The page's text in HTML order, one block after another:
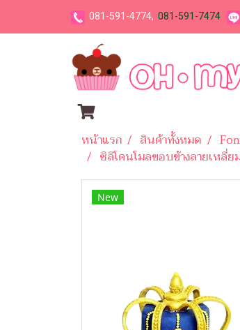
081-591-4774, 081-591-7474
หน้าแรก สินค้าทั้งหมด
ซิลิโคนโมลขอบข้างลายเหลี่ย
New